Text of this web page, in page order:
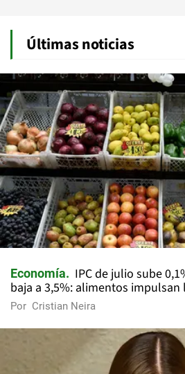
Últimas noticias
Economía
IPC de julio sube
baja a 3,5%: alimentos impulsan
Por Cristian Neira